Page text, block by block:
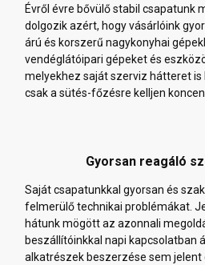
Évről évre bővülő stabil csapatunk
dolgozik azért, hogy vásárlóink
árú és korszerű nagykonyhai
vendéglátóipari gépeket és
melyekhez saját szerviz hátteret is
csak a sütés-főzésre kelljen
Gyorsan reagáló
Saját csapatunkkal gyorsan és
felmerülő technikai problémákat.
hátunk mögött az azonnali
beszállítóinkkal napi kapcsolatban
alkatrészek beszerzése sem jelent